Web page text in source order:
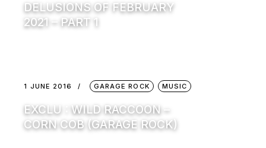
DELUSIONS OF FEBRUARY
2021 – PART 1
1 JUNE 2016 GARAGE ROCK MUSIC
EXCLU : WILD RACCOON –
CORN COB (GARAGE ROCK)